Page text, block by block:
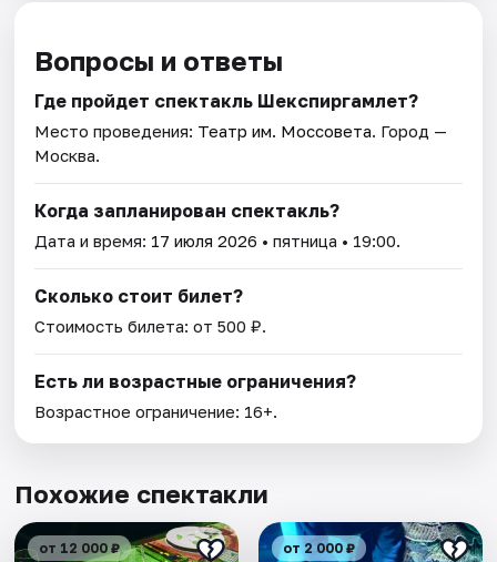
Вопросы и ответы
Где пройдет спектакль Шекспиргамлет?
Место проведения: Театр им. Моссовета. Город —
Москва.
Когда запланирован спектакль?
Дата и время: 17 июля 2026 • пятница • 19:00.
Сколько стоит билет?
Стоимость билета: от 500 ₽.
Есть ли возрастные ограничения?
Возрастное ограничение: 16+.
Похожие спектакли
от 12 000 ₽ от 2 000 ₽